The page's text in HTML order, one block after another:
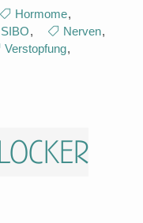
Hormome,
SIBO, Nerven,
Verstopfung,